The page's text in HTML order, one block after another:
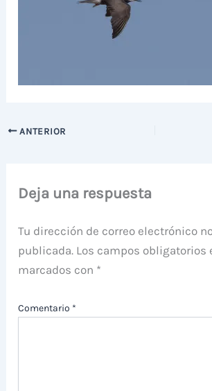
ANTERIOR
Deja una respuesta
Tu dirección de correo electrónico
publicada. Los campos obligatorios
marcados con *
Comentario *